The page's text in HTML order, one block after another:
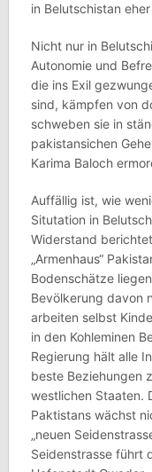
in Belutschistan
Nicht nur in
Autonomie und
die ins Exil
sind, kämpfen von
schweben sie in
pakistansichen
Karima Baloch
Auffällig ist, wie
Situtation in
Widerstand
„Armenhaus“
Bodenschätze
Bevölkerung davon
arbeiten selbst
in den Kohleminen
Regierung hält alle
beste Beziehungen
westlichen Staaten.
Paktistans wächst
„neuen
Seidenstrasse führt